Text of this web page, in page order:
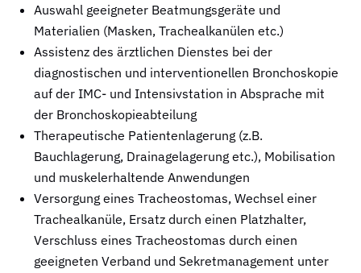
Auswahl geeigneter Beatmungsgeräte und
Materialien (Masken, Trachealkanülen etc.)
Assistenz des ärztlichen Dienstes bei der
diagnostischen und interventionellen Bronchoskopie
auf der IMC- und Intensivstation in Absprache mit
der Bronchoskopieabteilung
Therapeutische Patientenlagerung (z.B.
Bauchlagerung, Drainagelagerung etc.), Mobilisation
und muskelerhaltende Anwendungen
Versorgung eines Tracheostomas, Wechsel einer
Trachealkanüle, Ersatz durch einen Platzhalter,
Verschluss eines Tracheostomas durch einen
geeigneten Verband und Sekretmanagement unter